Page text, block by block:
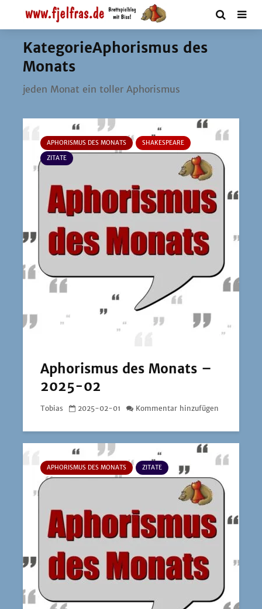
KategorieAphorismus des
Monats
jeden Monat ein tol­ler Aphorismus
APHORISMUS DES MONATS
SHAKESPEARE
ZITATE
Aphorismus des Monats –
2025-02
Tobias 2025-02-01 Kommentar hinzufügen
APHORISMUS DES MONATS ZITATE